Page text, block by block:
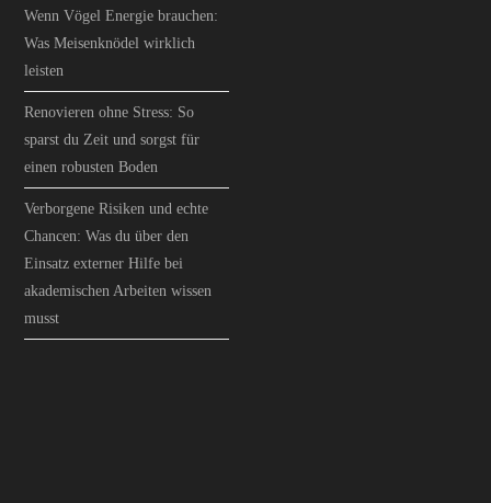
Wenn Vögel Energie brauchen:
Was Meisenknödel wirklich
leisten
Renovieren ohne Stress: So
sparst du Zeit und sorgst für
einen robusten Boden
Verborgene Risiken und echte
Chancen: Was du über den
Einsatz externer Hilfe bei
akademischen Arbeiten wissen
musst